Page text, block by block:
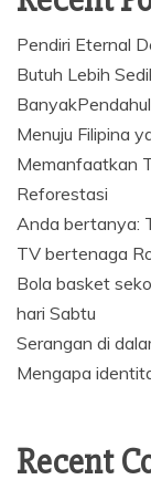
Pendiri Eternal
Butuh Lebih
Menuju Filipina
Memanfaatkan
Reforestasi
Anda bertanya:
TV bertenaga
Bola basket
hari Sabtu
Serangan di
Mengapa
Recent